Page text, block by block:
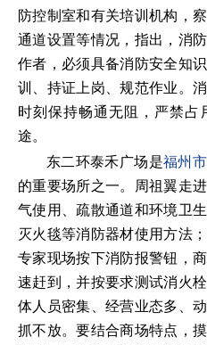
防控制室和有关培训机构，
通道设置等情况，指出，消
作者，必须具备消防安全知
训、持证上岗、规范作业。
时刻保持畅通无阻，严禁占
途。
东二环泰禾广场是福州市
的重要场所之一。周祖翼走
气使用、疏散通道和环境卫
灭火毯等消防器材使用方法
专家现场按下消防报警钮，
速赶到，并按要求测试消火
体人员密集、经营业态多、
抓不放。要结合商场特点，